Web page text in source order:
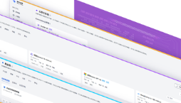
式，5种应用开发模式，无
异构算
模型算
j9集团问